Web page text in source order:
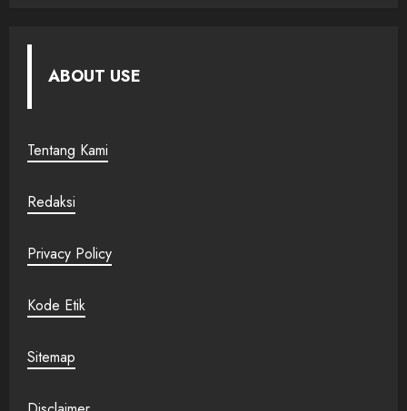
ABOUT USE
Tentang Kami
Redaksi
Privacy Policy
Kode Etik
Sitemap